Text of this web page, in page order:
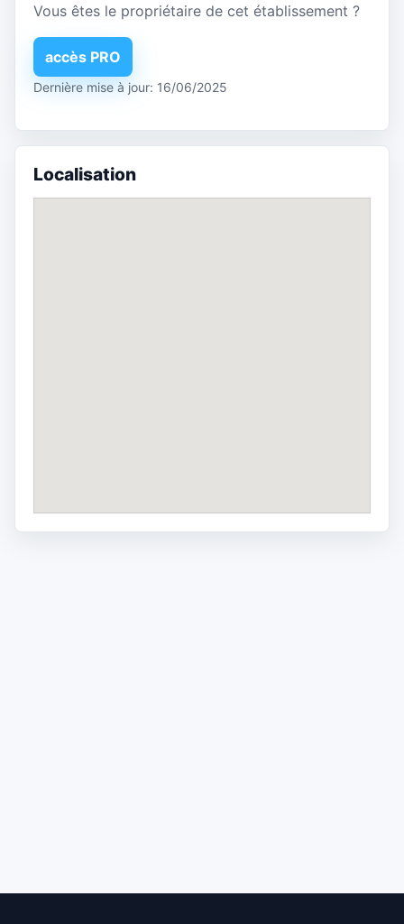
Vous êtes le propriétaire de cet établissement ?
accès PRO
Dernière mise à jour: 16/06/2025
Localisation